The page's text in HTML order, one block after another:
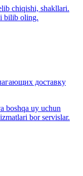
chiqishi, shakllari.
bilib oling.
доставку
boshqa uy uchun
bor servislar.